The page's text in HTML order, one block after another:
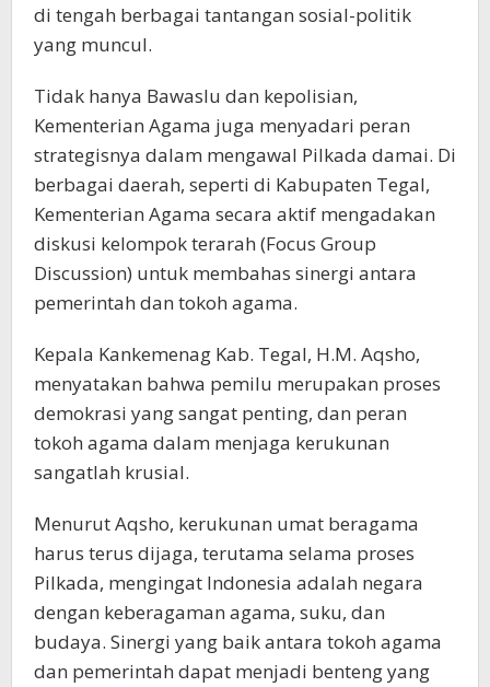
di tengah berbagai tantangan sosial-politik
yang muncul.
Tidak hanya Bawaslu dan kepolisian,
Kementerian Agama juga menyadari peran
strategisnya dalam mengawal Pilkada damai. Di
berbagai daerah, seperti di Kabupaten Tegal,
Kementerian Agama secara aktif mengadakan
diskusi kelompok terarah (Focus Group
Discussion) untuk membahas sinergi antara
pemerintah dan tokoh agama.
Kepala Kankemenag Kab. Tegal, H.M. Aqsho,
menyatakan bahwa pemilu merupakan proses
demokrasi yang sangat penting, dan peran
tokoh agama dalam menjaga kerukunan
sangatlah krusial.
Menurut Aqsho, kerukunan umat beragama
harus terus dijaga, terutama selama proses
Pilkada, mengingat Indonesia adalah negara
dengan keberagaman agama, suku, dan
budaya. Sinergi yang baik antara tokoh agama
dan pemerintah dapat menjadi benteng yang